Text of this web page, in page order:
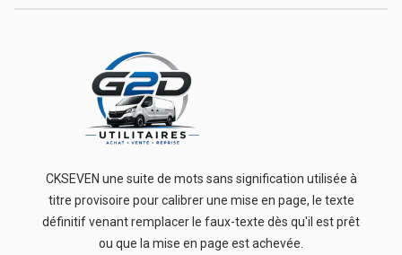
CKSEVEN une suite de mots sans signification utilisée à
titre provisoire pour calibrer une mise en page, le texte
définitif venant remplacer le faux-texte dès qu'il est prêt
ou que la mise en page est achevée.